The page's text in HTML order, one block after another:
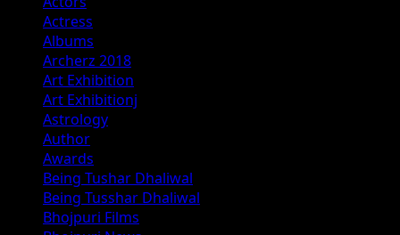
Actress
Albums
Archerz 2018
Art Exhibition
Art Exhibitionj
Astrology
Author
Awards
Being Tushar Dhaliwal
Being Tusshar Dhaliwal
Bhojpuri Films